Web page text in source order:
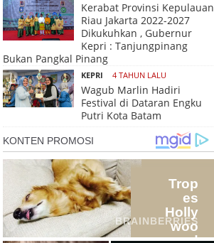
Kerabat Provinsi Kepulauan
Riau Jakarta 2022-2027
Dikukuhkan , Gubernur
Kepri : Tanjungpinang
Bukan Pangkal Pinang
KEPRI 4 TAHUN LALU
Wagub Marlin Hadiri
Festival di Dataran Engku
Putri Kota Batam